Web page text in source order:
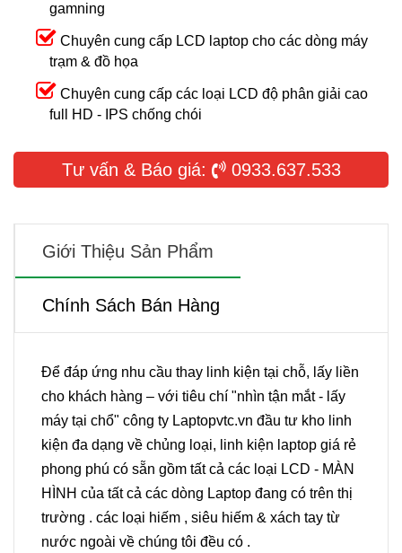
gamning
Chuyên cung cấp LCD laptop cho các dòng máy
trạm & đồ họa
Chuyên cung cấp các loại LCD độ phân giải cao
full HD - IPS chống chói
Tư vấn & Báo giá: 0933.637.533
Giới Thiệu Sản Phẩm
Chính Sách Bán Hàng
Để đáp ứng nhu cầu thay linh kiện tại chỗ, lấy liền
cho khách hàng – với tiêu chí "nhìn tận mắt - lấy
máy tại chổ" công ty Laptopvtc.vn đầu tư kho linh
kiện đa dạng về chủng loại, linh kiện laptop giá rẻ
phong phú có sẵn gồm tất cả các loại LCD - MÀN
HÌNH của tất cả các dòng Laptop đang có trên thị
trường . các loại hiếm , siêu hiếm & xách tay từ
nước ngoài về chúng tôi đều có .